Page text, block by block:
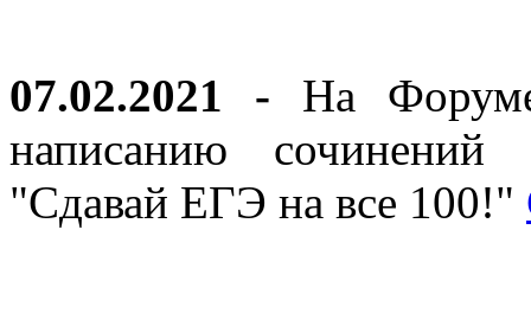
07.02.2021 - На
написанию
"Сдавай ЕГЭ на все 100!"